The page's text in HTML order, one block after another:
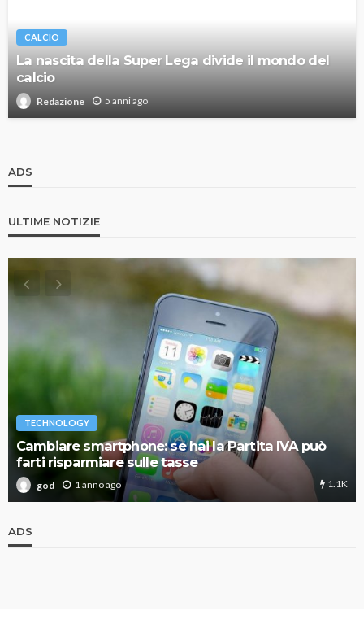
CALCIO
La nascita della Super Lega divide il mondo del
calcio
Redazione 5 anni ago
ADS
ULTIME NOTIZIE
TECHNOLOGY
Cambiare smartphone: se hai la Partita IVA può
farti risparmiare sulle tasse
god 1 anno ago 1.1K
ADS